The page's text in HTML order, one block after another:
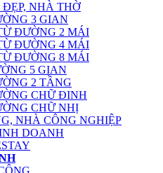
NHÀ THỜ
3 GIAN
ĐƯỜNG 2 MÁI
ĐƯỜNG 4 MÁI
ĐƯỜNG 8 MÁI
5 GIAN
2 TẦNG
CHỮ ĐINH
CHỮ NHỊ
NHÀ CÔNG NGHIỆP
DOANH